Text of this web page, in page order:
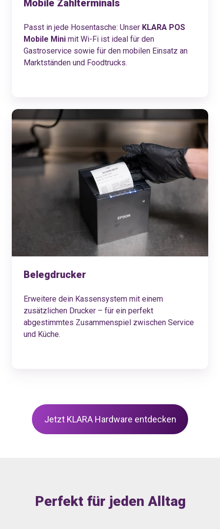
Mobile Zahlterminals
Passt in jede Hosentasche: Unser KLARA POS
Mobile Mini mit Wi-Fi ist ideal für den
Gastroservice sowie für den mobilen Einsatz an
Marktständen und Foodtrucks.
Belegdrucker
Erweitere dein Kassensystem mit einem
zusätzlichen Drucker – für ein perfekt
abgestimmtes Zusammenspiel zwischen Service
und Küche.
Jetzt KLARA Hardware entdecken
Perfekt für jeden Alltag